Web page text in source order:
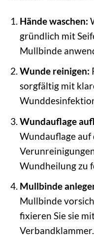
Hände waschen:
gründlich mit
Mullbinde
Wunde reinigen:
sorgfältig mit
Wundauflage
Wundauflage auf
Wundheilung zu
Mullbinde
Mullbinde
fixieren Sie sie